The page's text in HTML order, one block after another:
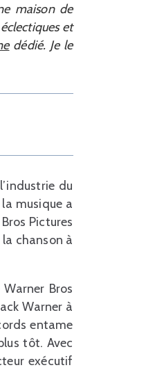
maison de
et
dédié. Je le
du
musique a
Pictures
la chanson à
Bros
Warner à
entame
tôt. Avec
exécutif